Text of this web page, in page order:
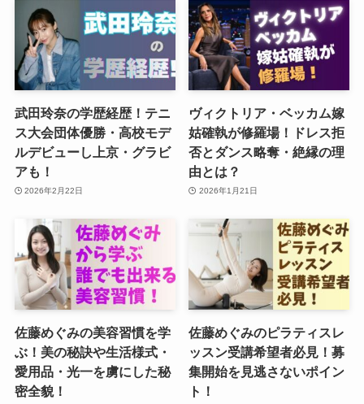
武田玲奈の学歴経歴！テニ
ス大会団体優勝・高校モデ
ルデビューし上京・グラビ
アも！
2026年2月22日
ヴィクトリア・ベッカム嫁
姑確執が修羅場！ドレス拒
否とダンス略奪・絶縁の理
由とは？
2026年1月21日
佐藤めぐみの美容習慣を学
ぶ！美の秘訣や生活様式・
愛用品・光一を虜にした秘
密全貌！
佐藤めぐみのピラティスレ
ッスン受講希望者必見！募
集開始を見逃さないポイン
ト！